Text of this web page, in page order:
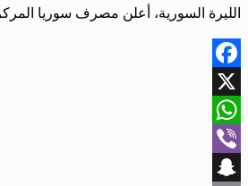
الليرة السورية، أعلن مصرف سوريا
Facebook
X
WhatsApp
Viber